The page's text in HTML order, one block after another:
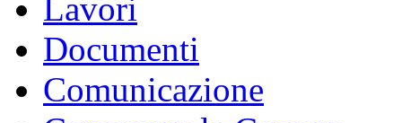
Vai al contenuto
Deputati